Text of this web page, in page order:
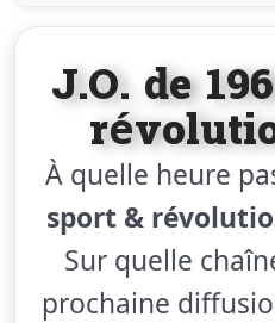
J.O. de
À quelle heure
sport &
Sur quelle
prochaine